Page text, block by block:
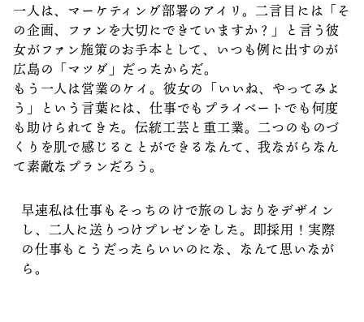
一人は、マーケティング部署のアイリ。二言目には「そ
の企画、ファンを大切にできていますか？」と言う彼
女がファン施策のお手本として、いつも例に出すのが
広島の「マツダ」だったからだ。
もう一人は営業のケイ。彼女の「いいね、やってみよ
う」という言葉には、仕事でもプライベートでも何度
も助けられてきた。伝統工芸と重工業。二つのものづ
くりを肌で感じることができるなんて、我ながらなん
て素敵なプランだろう。
早速私は仕事もそっちのけで旅のしおりをデザイン
し、二人に送りつけプレゼンをした。即採用！実際
の仕事もこうだったらいいのにな、なんて思いなが
ら。